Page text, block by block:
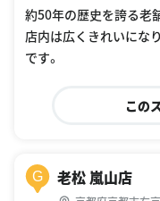
約50年の歴史を誇る老
店内は広くきれいにな
です。
この
G 老松 嵐山店